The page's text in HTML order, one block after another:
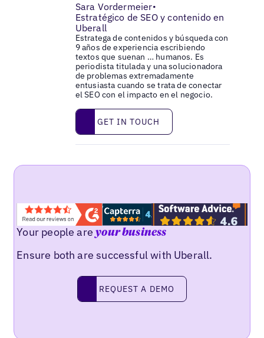
Sara Vordermeier•
Estratégico de SEO y contenido en
Uberall
Estratega de contenidos y búsqueda con
9 años de experiencia escribiendo
textos que suenan … humanos. Es
periodista titulada y una solucionadora
de problemas extremadamente
entusiasta cuando se trata de conectar
el SEO con el impacto en el negocio.
Get in touch
GET IN TOUCH
Your people areyour business
Ensure both are successful with Uberall.
Request a demo
REQUEST A DEMO